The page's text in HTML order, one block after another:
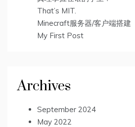
That’s MIT.
Minecraft服务器/客户端搭建
My First Post
Archives
September 2024
May 2022